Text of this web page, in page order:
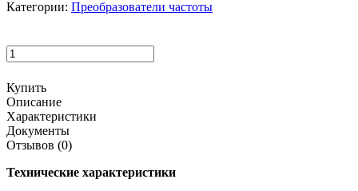
Категории: Преобразователи частоты
Купить
Описание
Характеристики
Документы
Отзывов (0)
Технические характеристики